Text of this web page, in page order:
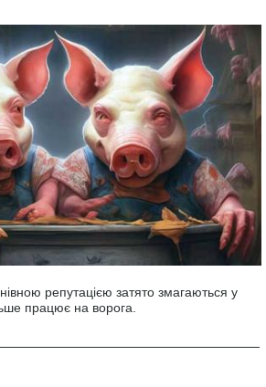
репутацією затято змагаються у
працює на ворога.